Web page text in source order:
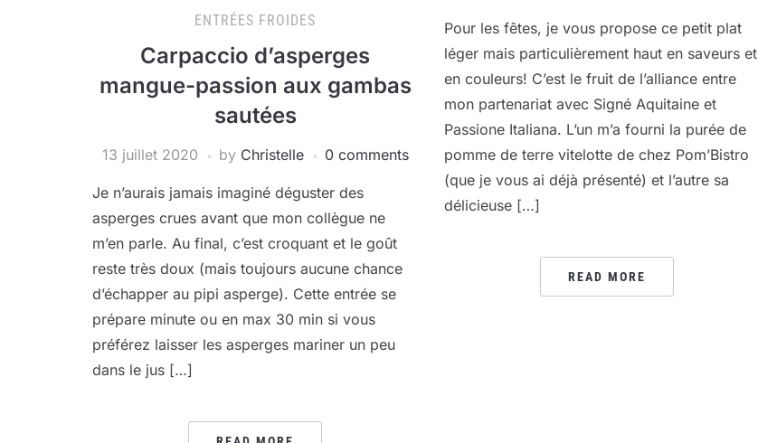
ENTRÉES FROIDES
Carpaccio d’asperges
mangue-passion aux gambas
sautées
13 juillet 2020 by Christelle 0 comments
Je n’aurais jamais imaginé déguster des
asperges crues avant que mon collègue ne
m’en parle. Au final, c’est croquant et le goût
reste très doux (mais toujours aucune chance
d’échapper au pipi asperge). Cette entrée se
prépare minute ou en max 30 min si vous
préférez laisser les asperges mariner un peu
dans le jus […]
Pour les fêtes, je vous propose ce petit plat
léger mais particulièrement haut en saveurs et
en couleurs! C’est le fruit de l’alliance entre
mon partenariat avec Signé Aquitaine et
Passione Italiana. L’un m’a fourni la purée de
pomme de terre vitelotte de chez Pom’Bistro
(que je vous ai déjà présenté) et l’autre sa
délicieuse […]
READ MORE